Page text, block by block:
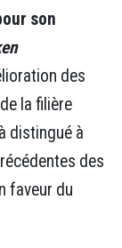
son
des
la filière
distingué à
des
faveur du